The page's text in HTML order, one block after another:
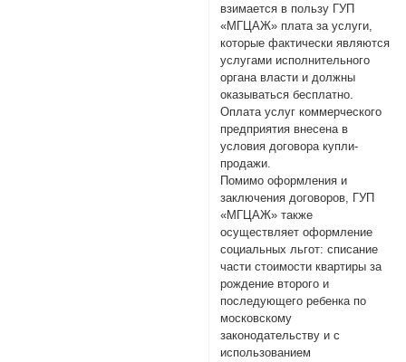
взимается в пользу ГУП
«МГЦАЖ» плата за услуги,
которые фактически являются
услугами исполнительного
органа власти и должны
оказываться бесплатно.
Оплата услуг коммерческого
предприятия внесена в
условия договора купли-
продажи.
Помимо оформления и
заключения договоров, ГУП
«МГЦАЖ» также
осуществляет оформление
социальных льгот: списание
части стоимости квартиры за
рождение второго и
последующего ребенка по
московскому
законодательству и с
использованием